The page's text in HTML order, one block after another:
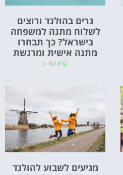
גרים בהולנד ורוצים
לשלוח מתנה למשפחה
בישראל? כך תבחרו
מתנה אישית ומרגשת
קרא עוד »
מגיעים לשבוע להולנד